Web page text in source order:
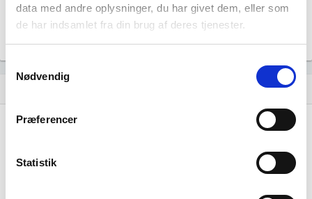
data med andre oplysninger, du har givet dem, eller som
de har indsamlet fra din brug af deres tjenester.
Samtykkevalg
Nødvendig
Præferencer
StatistikLasse Rye Havmand tiltrådte som interessenter.